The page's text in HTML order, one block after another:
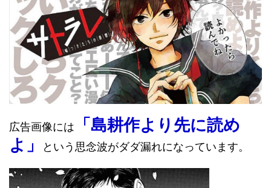
広告画像には
「島耕作より先に読め
よ」
という思念波がダダ漏れになっています。